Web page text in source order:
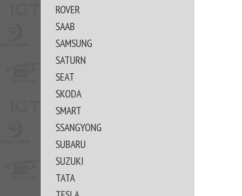
ROVER
SAAB
SAMSUNG
SATURN
SEAT
SKODA
SMART
SSANGYONG
SUBARU
SUZUKI
TATA